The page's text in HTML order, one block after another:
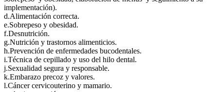
implementación).
d.Alimentación correcta.
e.Sobrepeso y obesidad.
f.Desnutrición.
g.Nutrición y trastornos alimenticios.
h.Prevención de enfermedades bucodentales.
i.Técnica de cepillado y uso del hilo dental.
j.Sexualidad segura y responsable.
k.Embarazo precoz y valores.
l.Cáncer cervicouterino y mamario.